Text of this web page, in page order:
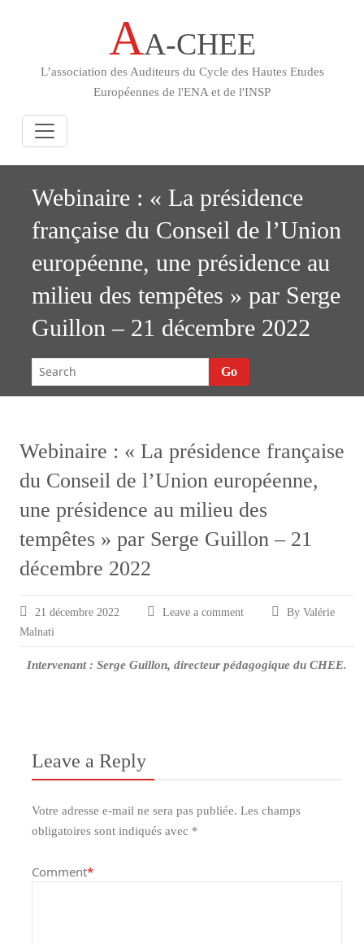
AA-CHEE
L’association des Auditeurs du Cycle des Hautes Etudes
Européennes de l'ENA et de l'INSP
Webinaire : « La présidence
française du Conseil de l’Union
européenne, une présidence au
milieu des tempêtes » par Serge
Guillon – 21 décembre 2022
Go
Webinaire : « La présidence française
du Conseil de l’Union européenne,
une présidence au milieu des
tempêtes » par Serge Guillon – 21
décembre 2022
21 décembre 2022 Leave a comment
By Valérie
Malnati
Intervenant : Serge Guillon, directeur pédagogique du CHEE.
Leave a Reply
Votre adresse e-mail ne sera pas publiée. Les champs
obligatoires sont indiqués avec *
Comment*